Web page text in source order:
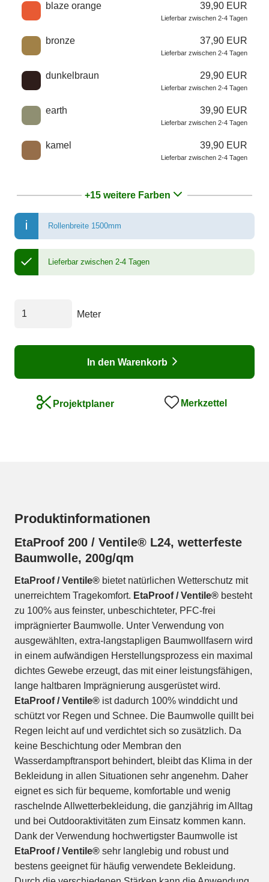
blaze orange 39,90 EUR
Lieferbar zwischen 2-4 Tagen
bronze 37,90 EUR
Lieferbar zwischen 2-4 Tagen
dunkelbraun 29,90 EUR
Lieferbar zwischen 2-4 Tagen
earth 39,90 EUR
Lieferbar zwischen 2-4 Tagen
kamel 39,90 EUR
Lieferbar zwischen 2-4 Tagen
+15 weitere Farben
Rollenbreite 1500mm
Lieferbar zwischen 2-4 Tagen
Meter
In den Warenkorb
Projektplaner Merkzettel
Produktinformationen
EtaProof 200 / Ventile® L24, wetterfeste
Baumwolle, 200g/qm
EtaProof / Ventile® bietet natürlichen Wetterschutz mit
unerreichtem Tragekomfort. EtaProof / Ventile® besteht
zu 100% aus feinster, unbeschichteter, PFC-frei
imprägnierter Baumwolle. Unter Verwendung von
ausgewählten, extra-langstapligen Baumwollfasern wird
in einem aufwändigen Herstellungsprozess ein maximal
dichtes Gewebe erzeugt, das mit einer leistungsfähigen,
lange haltbaren Imprägnierung ausgerüstet wird.
EtaProof / Ventile® ist dadurch 100% winddicht und
schützt vor Regen und Schnee. Die Baumwolle quillt bei
Regen leicht auf und verdichtet sich so zusätzlich. Da
keine Beschichtung oder Membran den
Wasserdampftransport behindert, bleibt das Klima in der
Bekleidung in allen Situationen sehr angenehm. Daher
eignet es sich für bequeme, komfortable und wenig
raschelnde Allwetterbekleidung, die ganzjährig im Alltag
und bei Outdooraktivitäten zum Einsatz kommen kann.
Dank der Verwendung hochwertigster Baumwolle ist
EtaProof / Ventile® sehr langlebig und robust und
bestens geeignet für häufig verwendete Bekleidung.